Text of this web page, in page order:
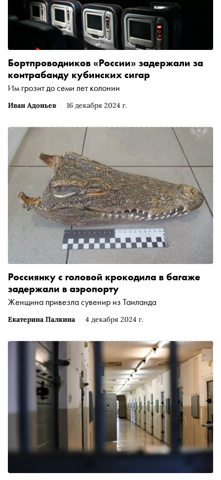
Иван Адоньев 16 декабря 2024 г.
Бортпроводников «России» задержали за
контрабанду кубинских сигар
Им грозит до семи лет колонии
Екатерина Палкина 4 декабря 2024 г.
Россиянку с головой крокодила в багаже
задержали в аэропорту
Женщина привезла сувенир из Таиланда